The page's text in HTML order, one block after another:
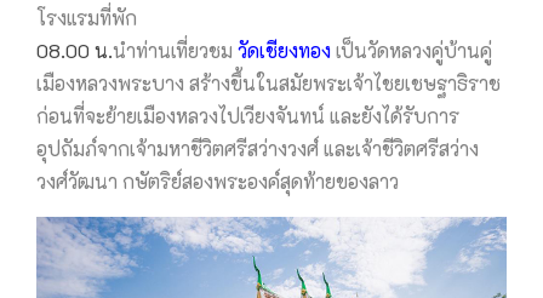
โรงแรมที่พัก
08.00 น.นำท่านเที่ยวชม วัดเชียงทองเป็นวัดหลวงคู่บ้านคู่
เมืองหลวงพระบาง สร้างขึ้นในสมัยพระเจ้าไชยเชษฐาธิราช
ก่อนที่จะย้ายเมืองหลวงไปเวียงจันทน์ และยังได้รับการ
อุปถัมภ์จากเจ้ามหาชีวิตศรีสว่างวงศ์ และเจ้าชีวิตศรีสว่าง
วงศ์วัฒนา กษัตริย์สองพระองค์สุดท้ายของลาว